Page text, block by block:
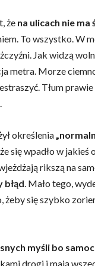
że na ulicach nie
To wszystko. W
Jak widzą
metra. Morze
Tłum
określenia
się wpadło w
rikszą na
. Mało tego,
żeby się szybko
myśli bo
drogi i mają